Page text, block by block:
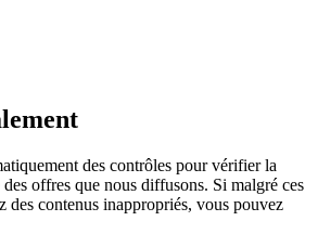
des contrôles pour vérifier la
offres que nous diffusons. Si malgré ces
des contenus inappropriés, vous pouvez